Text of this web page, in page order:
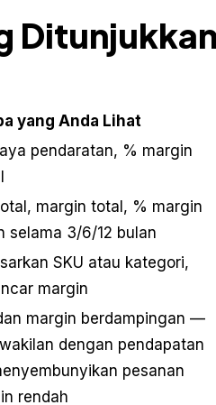
yang Anda Lihat
pendaratan, % margin
margin total, % margin
selama 3/6/12 bulan
SKU atau kategori,
margin
margin berdampingan —
dengan pendapatan
pesanan
rendah